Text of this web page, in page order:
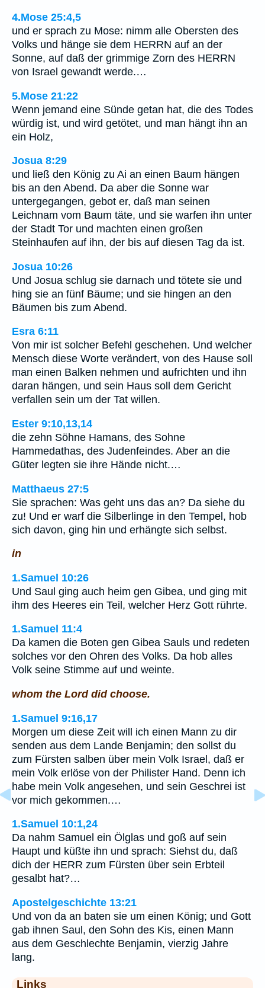
4.Mose 25:4,5
und er sprach zu Mose: nimm alle Obersten des
Volks und hänge sie dem HERRN auf an der
Sonne, auf daß der grimmige Zorn des HERRN
von Israel gewandt werde.…
5.Mose 21:22
Wenn jemand eine Sünde getan hat, die des Todes
würdig ist, und wird getötet, und man hängt ihn an
ein Holz,
Josua 8:29
und ließ den König zu Ai an einen Baum hängen
bis an den Abend. Da aber die Sonne war
untergegangen, gebot er, daß man seinen
Leichnam vom Baum täte, und sie warfen ihn unter
der Stadt Tor und machten einen großen
Steinhaufen auf ihn, der bis auf diesen Tag da ist.
Josua 10:26
Und Josua schlug sie darnach und tötete sie und
hing sie an fünf Bäume; und sie hingen an den
Bäumen bis zum Abend.
Esra 6:11
Von mir ist solcher Befehl geschehen. Und welcher
Mensch diese Worte verändert, von des Hause soll
man einen Balken nehmen und aufrichten und ihn
daran hängen, und sein Haus soll dem Gericht
verfallen sein um der Tat willen.
Ester 9:10,13,14
die zehn Söhne Hamans, des Sohne
Hammedathas, des Judenfeindes. Aber an die
Güter legten sie ihre Hände nicht.…
Matthaeus 27:5
Sie sprachen: Was geht uns das an? Da siehe du
zu! Und er warf die Silberlinge in den Tempel, hob
sich davon, ging hin und erhängte sich selbst.
in
1.Samuel 10:26
Und Saul ging auch heim gen Gibea, und ging mit
ihm des Heeres ein Teil, welcher Herz Gott rührte.
1.Samuel 11:4
Da kamen die Boten gen Gibea Sauls und redeten
solches vor den Ohren des Volks. Da hob alles
Volk seine Stimme auf und weinte.
whom the Lord did choose.
1.Samuel 9:16,17
Morgen um diese Zeit will ich einen Mann zu dir
senden aus dem Lande Benjamin; den sollst du
zum Fürsten salben über mein Volk Israel, daß er
mein Volk erlöse von der Philister Hand. Denn ich
habe mein Volk angesehen, und sein Geschrei ist
vor mich gekommen.…
1.Samuel 10:1,24
Da nahm Samuel ein Ölglas und goß auf sein
Haupt und küßte ihn und sprach: Siehst du, daß
dich der HERR zum Fürsten über sein Erbteil
gesalbt hat?…
Apostelgeschichte 13:21
Und von da an baten sie um einen König; und Gott
gab ihnen Saul, den Sohn des Kis, einen Mann
aus dem Geschlechte Benjamin, vierzig Jahre
lang.
Links